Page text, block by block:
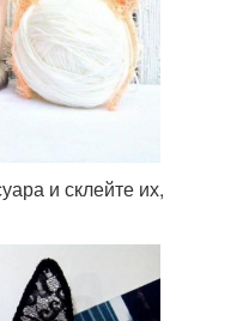
и склейте их,